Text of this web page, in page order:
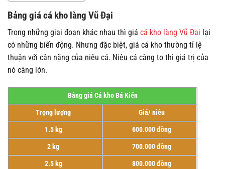
Bảng giá cá kho làng Vũ Đại
Trong những giai đoạn khác nhau thì giá cá kho làng Vũ Đại lại
có những biến động. Nhưng đặc biệt, giá cá kho thường tỉ lệ
thuận với cân nặng của niêu cá. Niêu cá càng to thì giá trị của
nó càng lớn.
Bảng giá Cá kho Bá Kiến
Trọng lượng
Giá/ niêu
1.5 kg
600.000 đồng
2 kg
700.000 đồng
2.5 kg
800.000 đồng